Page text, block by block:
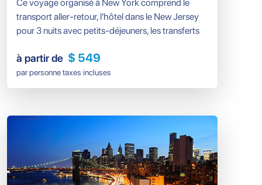
Ce voyage organisé à New York comprend le
transport aller-retour, l'hôtel dans le New Jersey
pour 3 nuits avec petits-déjeuners, les transferts
croisière vers la statue de la Liberté, l'ascension
du One World Observatory, une visite de la ville
de 4 heures et plusieurs visites à pied.
à partir de $ 549
par personne taxes incluses